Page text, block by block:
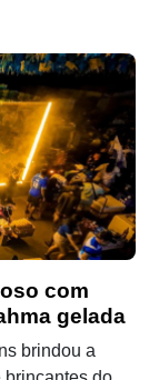
com
gelada
brindou a